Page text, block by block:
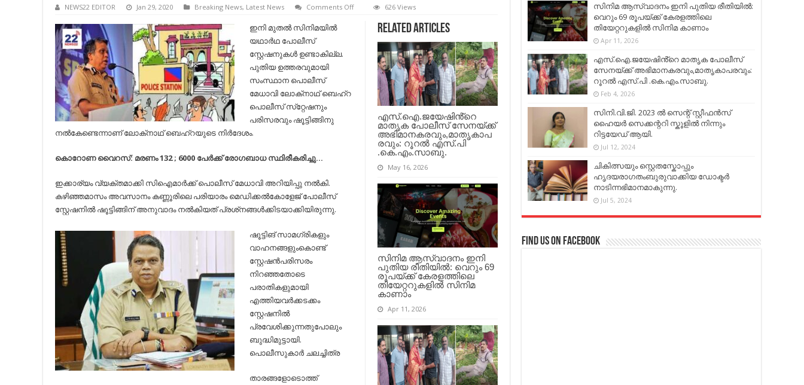
NEWS22 EDITOR Jan 29, 2020 Breaking News, Latest News Comments Offon
സിനിമയില്‍
യഥാര്‍ഥ
പോലീസ്
സ്റ്റേഷനുകള്‍
ഉണ്ടാകില്ല;
ഉത്തരവുമായി
ലോക്‌നാഥ്
ബെഹ്‌റ..
626 Views
Related Articles
എസ്.ഐ.ജയേഷിൻ്റെ
മാതൃക പോലീസ് സേനയ്ക്ക്
അഭിമാനകരവും,മാതൃകാപ
രവും: റൂറൽ എസ്.പി
.കെ.എം.സാബു.
May 16, 2026
സിനിമ ആസ്വാദനം ഇനി
പുതിയ രീതിയിൽ: വെറും 69
രൂപയ്ക്ക് കേരളത്തിലെ
തിയേറ്ററുകളിൽ സിനിമ
കാണാം
Apr 11, 2026
ഇനി മുതല്‍ സിനിമയില്‍
യഥാര്‍ഥ പോലീസ്
സ്റ്റേഷനുകള്‍ ഉണ്ടാകില്ല.
പുതിയ ഉത്തരവുമായി
സംസ്ഥാന പൊലീസ്
മേധാവി ലോക്‌നാഥ് ബെഹ്‌റ
പൊലീസ് സ്‌റ്റേഷനും
പരിസരവും ഷൂട്ടിങ്ങിനു
നല്‍കേണ്ടെന്നാണ് ലോക്‌നാഥ് ബെഹ്‌റയുടെ നിര്‍ദേശം.
കൊറോണ വൈറസ്: മരണം 132 ; 6000 പേര്‍ക്ക് രോഗബാധ സ്ഥിരീകരിച്ചു…
ഇക്കാര്യം വ്യക്തമാക്കി സിഐമാര്‍ക്ക് പൊലീസ് മേധാവി അറിയിപ്പു നല്‍കി.
കഴിഞ്ഞമാസം അവസാനം കണ്ണൂരിലെ പരിയാരം മെഡിക്കല്‍കോളേജ് പോലീസ്
സ്റ്റേഷനില്‍ ഷൂട്ടിങ്ങിന് അനുവാദം നല്‍കിയത് പ്രശ്‌നങ്ങള്‍ക്കിടയാക്കിയിരുന്നു.
ഷൂട്ടിങ് സാമഗ്രികളും
വാഹനങ്ങളുംകൊണ്ട്
സ്റ്റേഷന്‍പരിസരം
നിറഞ്ഞതോടെ
പരാതികളുമായി
എത്തിയവര്‍ക്കടക്കം
സ്റ്റേഷനില്‍
പ്രവേശിക്കുന്നതുപോലും
ബുദ്ധിമുട്ടായി.
പൊലീസുകാര്‍ ചലച്ചിത്ര
താരങ്ങളോടൊത്ത്
സിനിമ ആസ്വാദനം ഇനി പുതിയ രീതിയിൽ:
വെറും 69 രൂപയ്ക്ക് കേരളത്തിലെ
തിയേറ്ററുകളിൽ സിനിമ കാണാം
Apr 11, 2026
എസ്.ഐ.ജയേഷിൻ്റെ മാതൃക പോലീസ്
സേനയ്ക്ക് അഭിമാനകരവും,മാതൃകാപരവും:
റൂറൽ എസ്.പി .കെ.എം.സാബു.
Feb 4, 2026
സിനി.വി.ജി. 2023 ൽ സെന്റ് സ്റ്റീഫൻസ്
ഹൈയർ സെക്കന്ററി സ്കൂളിൽ നിന്നും
റിട്ടയേഡ് ആയി.
Jul 12, 2024
ചികിത്സയും സ്റ്റെതസ്കോപ്പും
ഹൃദയരാഗതംബുരുവാക്കിയ ഡോക്ടർ
നാടിന്നഭിമാനമാകുന്നു.
Jul 5, 2024
Find us on Facebook